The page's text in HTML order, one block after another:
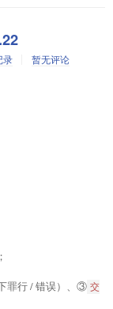
录 暂无评论
下罪行 / 错误）、③ 交